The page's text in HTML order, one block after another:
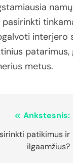
namų
pasirinkti
interjero
patarimus,
metus.
Ankstesnis:
patikimus ir
ilgaamžius?